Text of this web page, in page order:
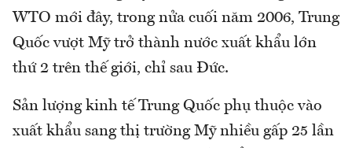
WTO mới đây, trong nửa cuối năm 2006, Trung
Quốc vượt Mỹ trở thành nước xuất khẩu lớn
thứ 2 trên thế giới, chỉ sau Đức.
Sản lượng kinh tế Trung Quốc phụ thuộc vào
xuất khẩu sang thị trường Mỹ nhiều gấp 25 lần